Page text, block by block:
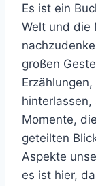
Es ist ein
Welt und die
großen
Momente,
geteilten
Aspekte
es ist hier,